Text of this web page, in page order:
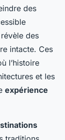
des
des
intacte. Ces
l’histoire
et les
expérience